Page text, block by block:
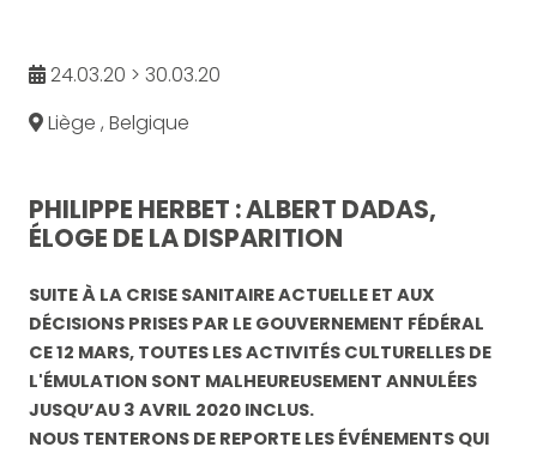
24.03.20 > 30.03.20
Liège , Belgique
PHILIPPE HERBET : ALBERT DADAS,
ÉLOGE DE LA DISPARITION
SUITE À LA CRISE SANITAIRE ACTUELLE ET AUX
DÉCISIONS PRISES PAR LE GOUVERNEMENT FÉDÉRAL
CE 12 MARS, TOUTES LES ACTIVITÉS CULTURELLES DE
L'ÉMULATION SONT MALHEUREUSEMENT ANNULÉES
JUSQU’AU 3 AVRIL 2020 INCLUS.
NOUS TENTERONS DE REPORTE LES ÉVÉNEMENTS QUI